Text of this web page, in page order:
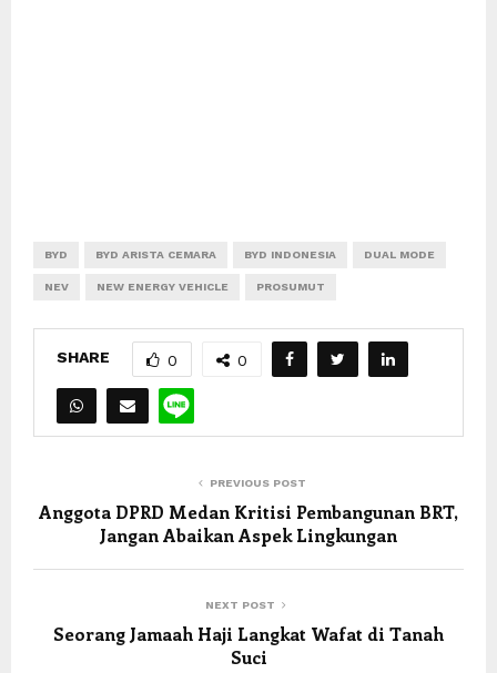
BYD BYD ARISTA CEMARA BYD INDONESIA DUAL MODE
NEV NEW ENERGY VEHICLE PROSUMUT
SHARE 0 0
PREVIOUS POST
Anggota DPRD Medan Kritisi Pembangunan BRT,
Jangan Abaikan Aspek Lingkungan
NEXT POST
Seorang Jamaah Haji Langkat Wafat di Tanah
Suci